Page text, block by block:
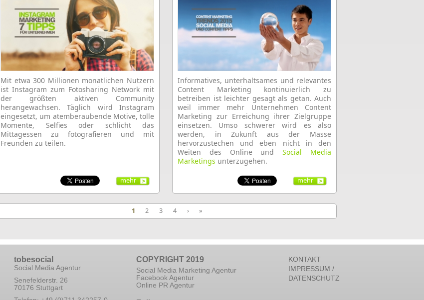
Mit etwa 300 Millionen monatlichen Nutzern
ist Instagram zum Fotosharing Network mit
der größten aktiven Community
herangewachsen. Täglich wird Instagram
eingesetzt, um atemberaubende Motive, tolle
Momente, Selfies oder schlicht das
Mittagessen zu fotografieren und mit
Freunden zu teilen.
mehr
Informatives, unterhaltsames und relevantes
Content Marketing kontinuierlich zu
betreiben ist leichter gesagt als getan. Auch
weil immer mehr Unternehmen Content
Marketing zur Erreichung ihrer Zielgruppe
einsetzen. Umso schwerer wird es also
werden, in Zukunft aus der Masse
hervorzustechen und eben nicht in den
Weiten des Online undSocial Media
Marketings unterzugehen.
mehr
1 2 3 4 › »
tobesocial
Social Media Agentur
Senefelderstr. 26
70176 Stuttgart
COPYRIGHT 2019
Social Media Marketing Agentur
Facebook Agentur
Online PR Agentur
KONTAKT
IMPRESSUM /
DATENSCHUTZ